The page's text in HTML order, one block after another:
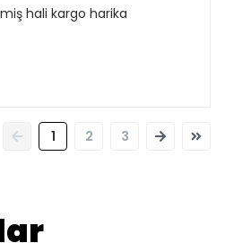
hali kargo harika
1 2 3